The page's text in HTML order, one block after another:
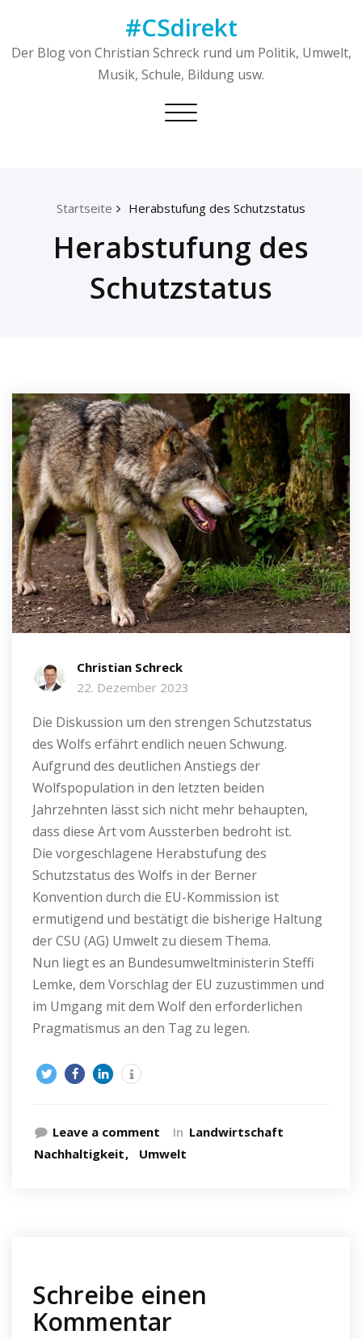
content
#CSdirekt
Der Blog von Christian Schreck rund um Politik, Umwelt,
Musik, Schule, Bildung usw.
Toggle
Startseite Herabstufung des Schutzstatus
Herabstufung des
Schutzstatus
Christian Schreck
22. Dezember 2023
Die Diskussion um den strengen Schutzstatus
des Wolfs erfährt endlich neuen Schwung.
Aufgrund des deutlichen Anstiegs der
Wolfspopulation in den letzten beiden
Jahrzehnten lässt sich nicht mehr behaupten,
dass diese Art vom Aussterben bedroht ist.
Die vorgeschlagene Herabstufung des
Schutzstatus des Wolfs in der Berner
Konvention durch die EU-Kommission ist
ermutigend und bestätigt die bisherige Haltung
der CSU (AG) Umwelt zu diesem Thema.
Nun liegt es an Bundesumweltministerin Steffi
Lemke, dem Vorschlag der EU zuzustimmen und
im Umgang mit dem Wolf den erforderlichen
Pragmatismus an den Tag zu legen.
Leave a comment In Landwirtschaft
Nachhaltigkeit
Umwelt
Schreibe einen
Kommentar